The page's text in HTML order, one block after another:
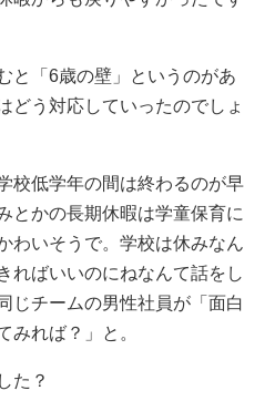
と「6歳の壁」というのがあ
どう対応していったのでしょ
校低学年の間は終わるのが早
とかの長期休暇は学童保育に
わいそうで。学校は休みなん
ればいいのにねなんて話をし
じチームの男性社員が「面白
みれば？」と。
た？